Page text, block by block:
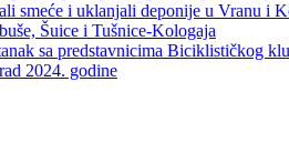
smeće i uklanjali deponije u Vranu i
Šuice i Tušnice-Kologaja
sa predstavnicima Biciklističkog
2024. godine